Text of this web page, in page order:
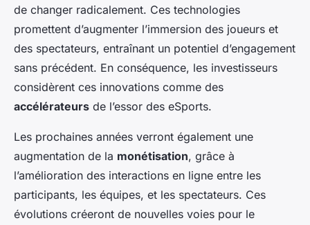
de changer radicalement. Ces technologies
promettent d’augmenter l’immersion des joueurs et
des spectateurs, entraînant un potentiel d’engagement
sans précédent. En conséquence, les investisseurs
considèrent ces innovations comme des
accélérateurs de l’essor des eSports.
Les prochaines années verront également une
augmentation de la monétisation, grâce à
l’amélioration des interactions en ligne entre les
participants, les équipes, et les spectateurs. Ces
évolutions créeront de nouvelles voies pour le